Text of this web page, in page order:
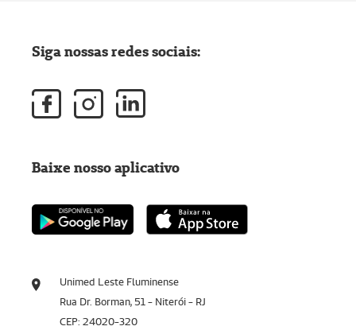
Unimed Leste Fluminense
Rua Dr. Borman, 51 - Niterói - RJ
CEP: 24020-320
Siga nossas redes sociais:
Baixe nosso aplicativo